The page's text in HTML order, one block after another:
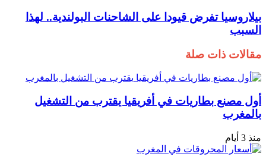
بيلاروسيا تفرض قيودا على الشاحنات البولندية.. لهذا
السبب
مقالات ذات صلة
أول مصنع بطاريات في أفريقيا يقترب من التشغيل
بالمغرب
منذ 3 أيام